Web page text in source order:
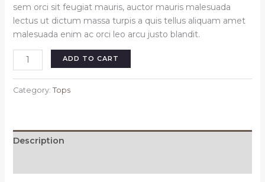
sem orci sit feugiat mauris, auctor mauris malesuada
lectus ut dictum massa turpis a quis tellus aliquam amet
malesuada enim ac orci leo arcu justo blandit.
long
shirt
white
ADD TO CART
Category: Tops
Description